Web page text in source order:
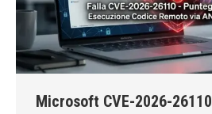
Microsoft CVE-2026-26110